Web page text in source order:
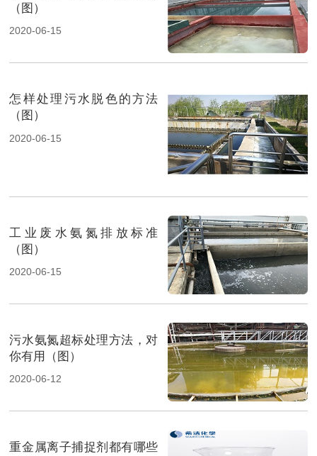
（图）
2020-06-15
怎样处理污水脱色的方法
（图）
2020-06-15
工业废水氨氮排放标准
（图）
2020-06-15
污水氨氮超标处理方法，对
你有用（图）
2020-06-12
重金属离子捕捉剂都有哪些